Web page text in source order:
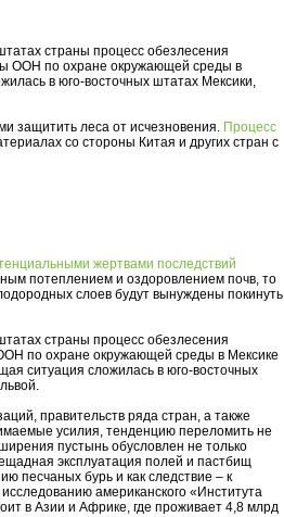
страны процесс обезлесения
ООН по охране окружающей среды в
в юго-восточных штатах Мексики,
защитить леса от исчезновения. Процесс
со стороны Китая и других стран с
жертвами последствий
потеплением и оздоровлением почв, то
слоев будут вынуждены покинуть
страны процесс обезлесения
по охране окружающей среды в Мексике
ситуация сложилась в юго-восточных
правительств ряда стран, а также
усилия, тенденцию переломить не
пустынь обусловлен не только
эксплуатация полей и пастбищ
песчаных бурь и как следствие – к
американского «Института
в Азии и Африке, где проживает 4,8 млрд